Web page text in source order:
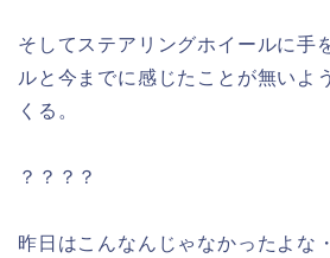
そしてステアリングホイールに手
ルと今までに感じたことが無いよ
くる。
？？？？
昨日はこんなんじゃなかったよな